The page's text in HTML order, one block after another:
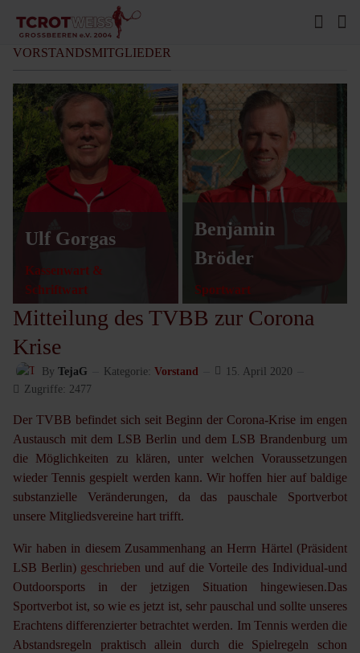
VORSTANDSMITGLIEDER
Ulf Gorgas
Kassenwart &
Schriftwart
Benjamin
Bröder
Sportwart
Mitteilung des TVBB zur Corona
Krise
By TejaG Kategorie: Vorstand
15. April 2020
Zugriffe: 2477
Der TVBB befindet sich seit Beginn der Corona-Krise im engen
Austausch mit dem LSB Berlin und dem LSB Brandenburg um
die Möglichkeiten zu klären, unter welchen Voraussetzungen
wieder Tennis gespielt werden kann. Wir hoffen hier auf baldige
substanzielle Veränderungen, da das pauschale Sportverbot
unsere Mitgliedsvereine hart trifft.
Wir haben in diesem Zusammenhang an Herrn Härtel (Präsident
LSB Berlin) geschrieben und auf die Vorteile des Individual-und
Outdoorsports in der jetzigen Situation hingewiesen.Das
Sportverbot ist, so wie es jetzt ist, sehr pauschal und sollte unseres
Erachtens differenzierter betrachtet werden. Im Tennis werden die
Abstandsregeln praktisch allein durch die Spielregeln schon